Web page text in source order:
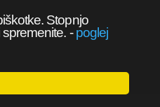
Stopnjo
-poglej